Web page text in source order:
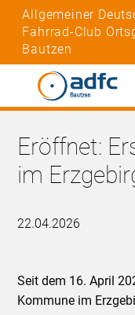
Allgemeiner
Fahrrad-Club
Bautzen
Eröffnet:
im
22.04.2026
Seit dem 16. April
Kommune im